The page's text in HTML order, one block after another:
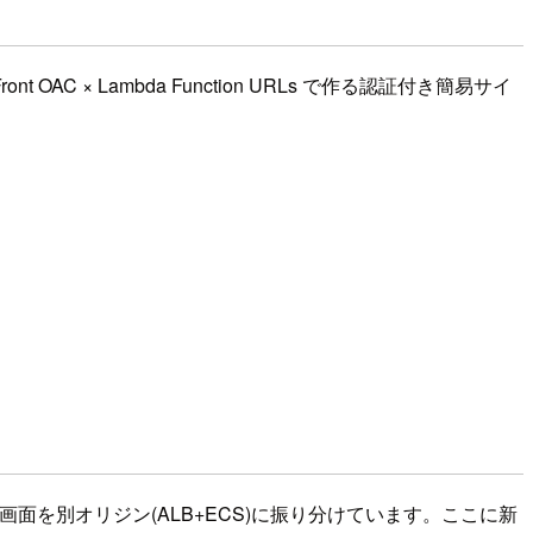
OAC × Lambda Function URLs で作る認証付き簡易サイ
面を別オリジン(ALB+ECS)に振り分けています。ここに新